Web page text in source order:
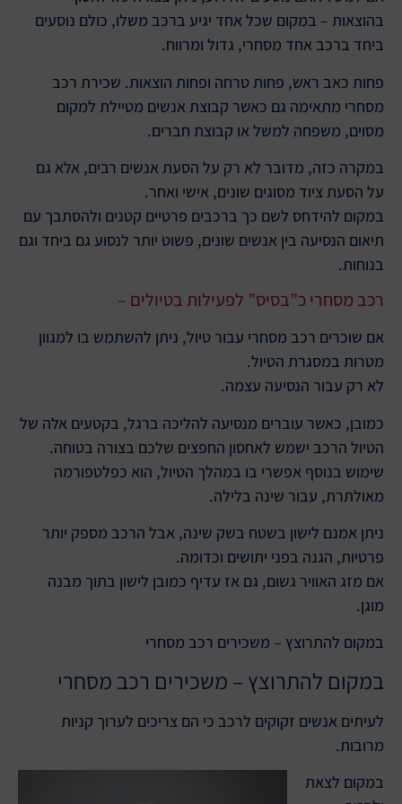
בהוצאות – במקום שכל אחד יגיע ברכב משלו, כולם נוסעים
ביחד ברכב אחד מסחרי, גדול ומרווח.
פחות כאב ראש, פחות טרחה ופחות הוצאות. שכירת רכב
מסחרי מתאימה גם כאשר קבוצת אנשים מטיילת למקום
מסוים, משפחה למשל או קבוצת חברים.
במקרה כזה, מדובר לא רק על הסעת אנשים רבים, אלא גם
על הסעת ציוד מסוגים שונים, אישי ואחר.
במקום להידחס לשם כך ברכבים פרטיים קטנים ולהסתבך עם
תיאום הנסיעה בין אנשים שונים, פשוט יותר לנסוע גם ביחד וגם
בנוחות.
רכב מסחרי כ”בסיס” לפעילות בטיולים –
אם שוכרים רכב מסחרי עבור טיול, ניתן להשתמש בו למגוון
מטרות במסגרת הטיול.
לא רק עבור הנסיעה עצמה.
כמובן, כאשר עוברים מנסיעה להליכה ברגל, בקטעים אלה של
הטיול הרכב ישמש לאחסון החפצים שלכם בצורה בטוחה.
שימוש בנוסף אפשרי בו במהלך הטיול, הוא כפלטפורמה
מאולתרת, עבור שינה בלילה.
ניתן אמנם לישון בשטח בשק שינה, אבל הרכב מספק יותר
פרטיות, הגנה בפני יתושים וכדומה.
אם מזג האוויר גשום, גם אז עדיף כמובן לישון בתוך מבנה
מוגן.
במקום להתרוצץ – משכירים רכב מסחרי
במקום להתרוצץ – משכירים רכב מסחרי
לעיתים אנשים זקוקים לרכב כי הם צריכים לערוך קניות
מרובות.
במקום לצאת